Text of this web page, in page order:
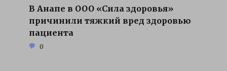
В Анапе в ООО «Сила здоровья»
причинили тяжкий вред здоровью
пациента
0